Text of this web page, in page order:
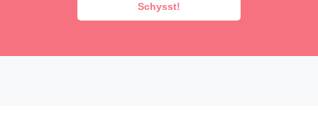
Schysst!